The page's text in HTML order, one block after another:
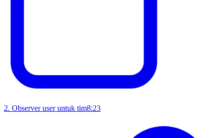
2. Observer user untuk tim8:23